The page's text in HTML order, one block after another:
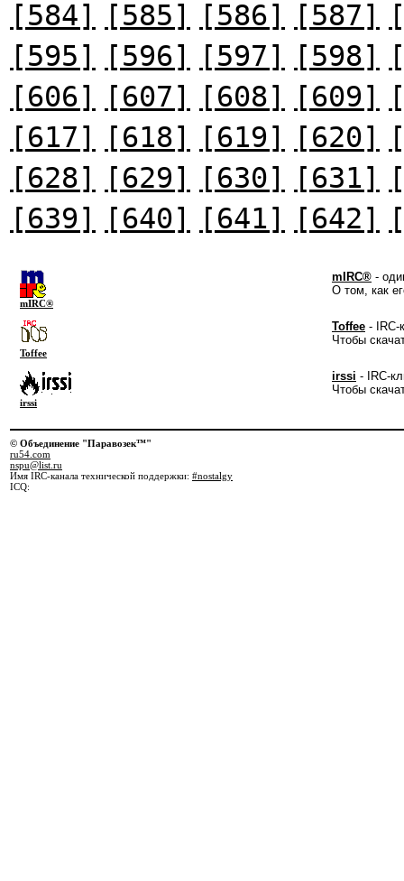
[584] [585] [586] [587]
[595]
[596] [597] [598]
[606]
[607] [608] [609]
[617]
[618] [619] [620]
[628]
[629] [630] [631]
[639]
[640] [641] [642]
mIRC®
mIRC® -
О том, как
Toffee
Toffee - IRC-
Чтобы
irssi
irssi - IRC-
Чтобы
© Объединение "Паравозек™"
ru54.com
nspu@list.ru
Имя IRC-канала технической поддержки: #nostalgy
ICQ: